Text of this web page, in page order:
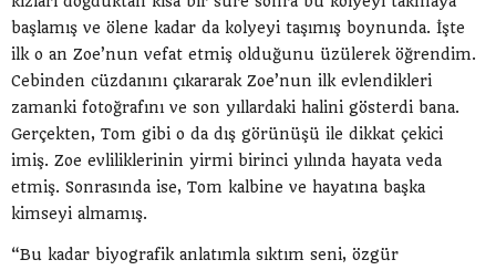
başlamış ve ölene kadar da kolyeyi taşımış boynunda. İşte
ilk o an Zoe’nun vefat etmiş olduğunu üzülerek öğrendim.
Cebinden cüzdanını çıkararak Zoe’nun ilk evlendikleri
zamanki fotoğrafını ve son yıllardaki halini gösterdi bana.
Gerçekten, Tom gibi o da dış görünüşü ile dikkat çekici
imiş. Zoe evliliklerinin yirmi birinci yılında hayata veda
etmiş. Sonrasında ise, Tom kalbine ve hayatına başka
kimseyi almamış.
“Bu kadar biyografik anlatımla sıktım seni, özgür